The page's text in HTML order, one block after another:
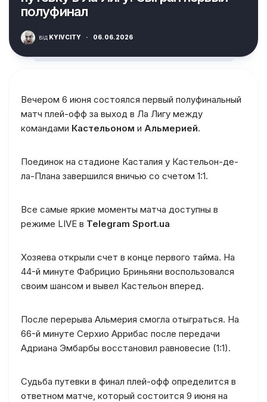
полуфинал
від KYIVCITY · 06.06.2026
Вечером 6 июня состоялся первый полуфинальный
матч плей-офф за выход в Ла Лигу между
командами Кастельоном и Альмерией.
Поединок на стадионе Касталия у Кастельон-де-
ла-Плана завершился вничью со счетом 1:1.
Все самые яркие моменты матча доступны в
режиме LIVE в Telegram Sport.ua
Хозяева открыли счет в конце первого тайма. На
44-й минуте Фабрицио Бриньяни воспользовался
своим шансом и вывел Кастельон вперед.
После перерыва Альмерия смогла отыграться. На
66-й минуте Серхио Аррибас после передачи
Адриана Эмбарбы восстановил равновесие (1:1).
Судьба путевки в финал плей-офф определится в
ответном матче, который состоится 9 июня на